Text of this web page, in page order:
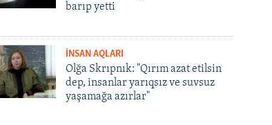
barıp yetti
İNSAN AQLARI
Olğa Skrıpnık: "Qırım azat etilsin
dep, insanlar yarıqsız ve suvsuz
yaşamağa azırlar"